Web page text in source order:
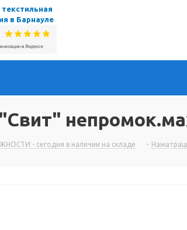
в Барнауле
- сегодня в наличии на складе -